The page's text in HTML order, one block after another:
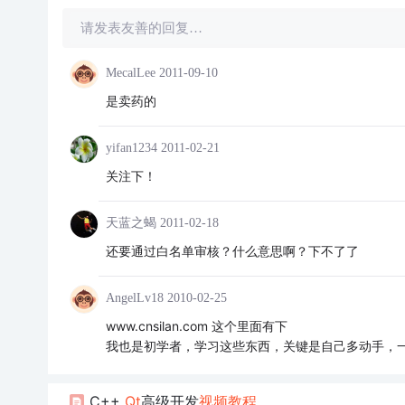
请发表友善的回复…
MecalLee 2011-09-10
是卖药的
yifan1234 2011-02-21
关注下！
天蓝之蝎 2011-02-18
还要通过白名单审核？什么意思啊？下不了了
AngelLv18 2010-02-25
www.cnsilan.com 这个里面有下
我也是初学者，学习这些东西，关键是自己多动手，
C++ Qt高级开发视频教程